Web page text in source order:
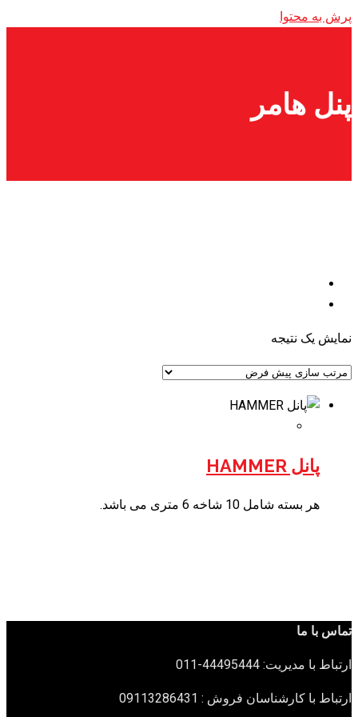
پرش به محتوا
پنل هامر
نمایش یک نتیجه
پانل HAMMER
هر بسته شامل 10 شاخه 6 متری می باشد.
تماس با ما
ارتباط با مدیریت: 44495444-011
ارتباط با کارشناسان فروش : 09113286431